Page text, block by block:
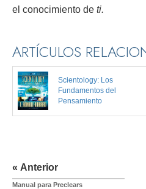
el conocimiento de ti.
ARTÍCULOS
Scientology: Los
Fundamentos del
Pensamiento
« Anterior
Manual para Preclears